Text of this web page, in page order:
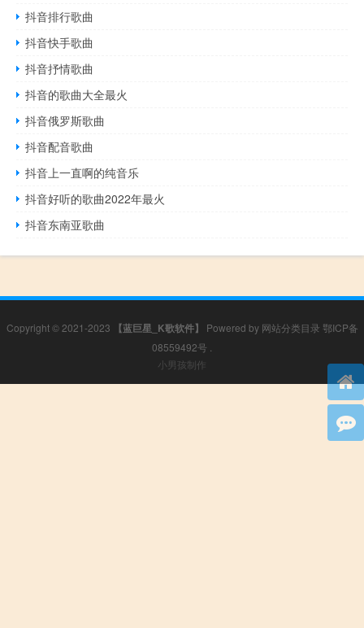
抖音排行歌曲
抖音快手歌曲
抖音抒情歌曲
抖音的歌曲大全最火
抖音俄罗斯歌曲
抖音配音歌曲
抖音上一直啊的纯音乐
抖音好听的歌曲2022年最火
抖音东南亚歌曲
Copyright © 2021-2023 【蓝巨星_K歌软件】 Powered by 网站分类目录 鄂ICP备
08559492号
小男孩制作